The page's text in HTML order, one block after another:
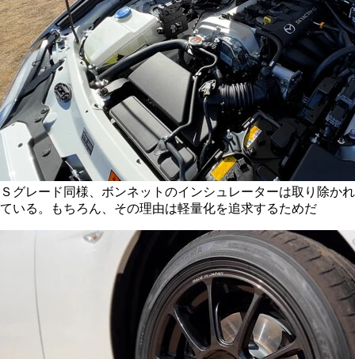
Ｓグレード同様、ボンネットのインシュレーターは取り除かれ
ている。もちろん、その理由は軽量化を追求するためだ